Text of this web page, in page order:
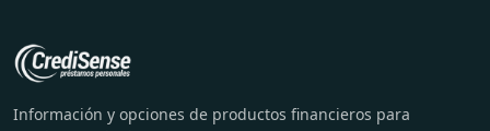
Información y opciones de productos financieros para